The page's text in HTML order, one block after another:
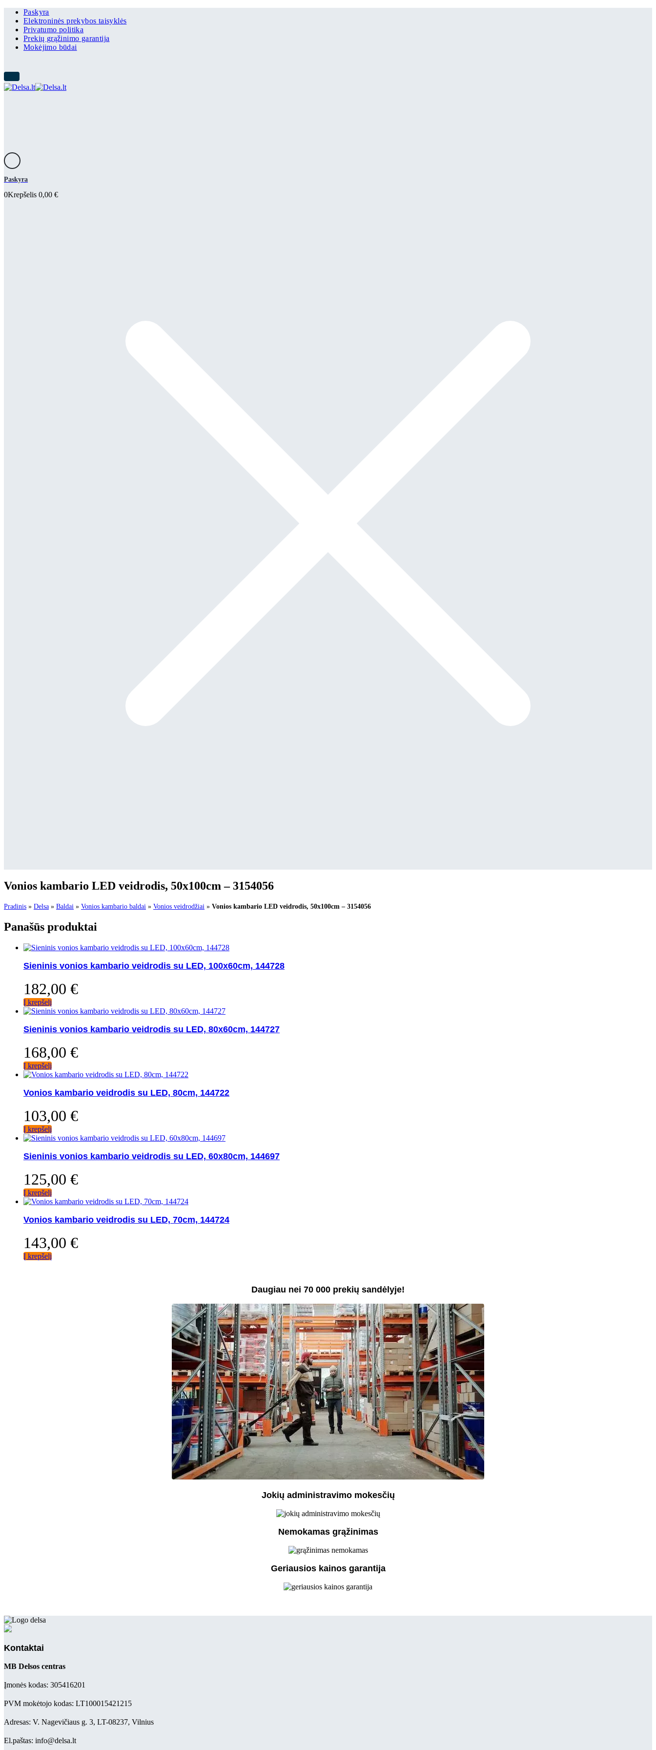
Paskyra
Elektroninės prekybos taisyklės
Privatumo politika
Prekių grąžinimo garantija
Mokėjimo būdai
Paskyra
0Krepšelis 0,00 €
Vonios kambario LED veidrodis, 50x100cm – 3154056
Pradinis » Delsa » Baldai » Vonios kambario baldai » Vonios veidrodžiai » Vonios kambario LED veidrodis, 50x100cm – 3154056
Panašūs produktai
Sieninis vonios kambario veidrodis su LED, 100x60cm, 144728
182,00 €
Į krepšelį
Sieninis vonios kambario veidrodis su LED, 80x60cm, 144727
168,00 €
Į krepšelį
Vonios kambario veidrodis su LED, 80cm, 144722
103,00 €
Į krepšelį
Sieninis vonios kambario veidrodis su LED, 60x80cm, 144697
125,00 €
Į krepšelį
Vonios kambario veidrodis su LED, 70cm, 144724
143,00 €
Į krepšelį
Daugiau nei 70 000 prekių sandėlyje!
Jokių administravimo mokesčių
Nemokamas grąžinimas
Geriausios kainos garantija
Kontaktai
MB Delsos centras
Įmonės kodas: 305416201
PVM mokėtojo kodas: LT100015421215
Adresas: V. Nagevičiaus g. 3, LT-08237, Vilnius
El.paštas: info@delsa.lt